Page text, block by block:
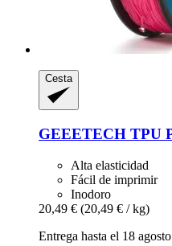
Cesta
GEEETECH TPU
Alta elasticidad
Fácil de imprimir
Inodoro
20,49 € (20,49 € / kg)
Entrega hasta el 18 agosto